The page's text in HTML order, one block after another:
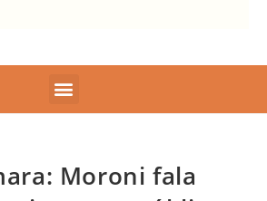
Moroni fala